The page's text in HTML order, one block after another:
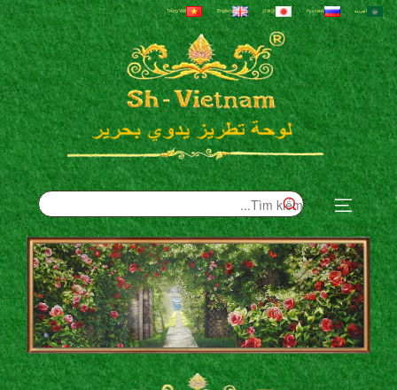
Tiếng Việt English 日本語 Русский العربية